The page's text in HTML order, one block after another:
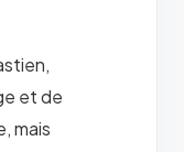
et de
mais